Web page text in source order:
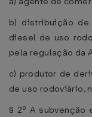
b) distribuição
diesel de uso
pela regulação da
c) produtor de
de uso rodoviário,
§ 2º A